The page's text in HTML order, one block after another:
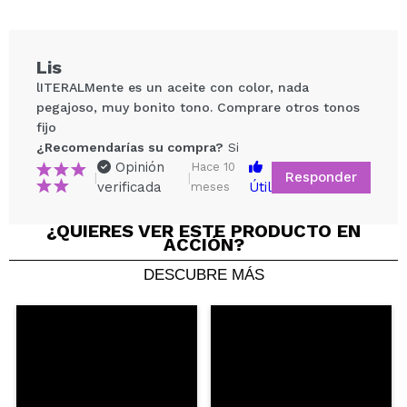
Compartir un vídeo o una foto
Tu vídeo podría ser el primero. Imagínatelo...
Lis
lITERALMente es un aceite con color, nada
pegajoso, muy bonito tono. Comprare otros tonos
fijo
¿Recomendarías su compra? Si
|
Opinión
verificada
|
Hace 10
meses
Útil
Responder
¿QUIERES VER ESTE PRODUCTO EN
ACCIÓN?
DESCUBRE MÁS